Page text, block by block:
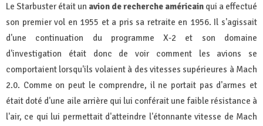
Le Starbuster était un avion de recherche américain qui a effectué
son premier vol en 1955 et a pris sa retraite en 1956. Il s'agissait
d'une continuation du programme X-2 et son domaine
d'investigation était donc de voir comment les avions se
comportaient lorsqu'ils volaient à des vitesses supérieures à Mach
2.0. Comme on peut le comprendre, il ne portait pas d'armes et
était doté d'une aile arrière qui lui conférait une faible résistance à
l'air, ce qui lui permettait d'atteindre l'étonnante vitesse de Mach